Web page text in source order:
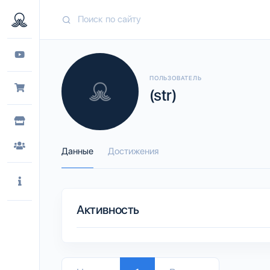
ПОЛЬЗОВАТЕЛЬ
(str)
Данные Достижения
Активность